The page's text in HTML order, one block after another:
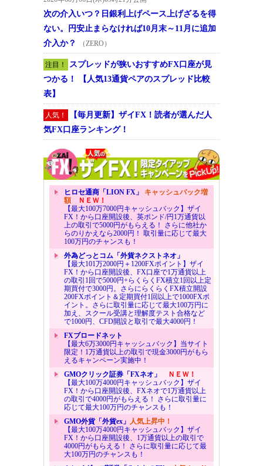
次の介入いつ？日銀利上げペース上げざるを得
ない。円安止まらなければ10月末～11月に追加
介入か？
（ZERO）
注目！
スプレッドが狭いおすすめFX口座が見
つかる！ 【人気13通貨ペアのスプレッド比較
表】
人気！
【毎月更新】ザイFX！読者が選んだ人
気FX口座ランキング！
ヒロセ通商「LION FX」 キャッシュバック増
額ＮＥＷ！
【最大100万7000円キャッシュバック】ザイ
FX！から口座開設後、英ポンド/円1万通貨以
上の取引で5000円がもらえる！ さらに他社か
らのりかえなら2000円！ 取引量に応じて最大
100万円のチャンスも！
外為どっとコム「外貨ネクストネオ」
【最大101万2000円＋1200FXポイント】ザイ
FX！から口座開設後、FX口座で1万通貨以上
の取引1回で5000円+らくらくFX積立1回以上定
期買付で3000円。さらにらくらくFX積立開設
200FXポイント＆定期買付1回以上で1000FXポ
イント。さらに取引量に応じて最大100万円に
加え、スクール受講と理解度テスト合格など
で1000円、CFD開設と取引で最大4000円！
FXブロードネット
【最大6万3000円キャッシュバック】当サイト
限定！1万通貨以上の取引で現金3000円がもら
えるキャンペーン実施中！
GMOクリック証券「FXネオ」
ＮＥＷ！
【最大100万4000円キャッシュバック】ザイ
FX！から口座開設後、FXネオで1万通貨以上
の取引で4000円がもらえる！ さらに取引量に
応じて最大100万円のチャンスも！
GMO外貨「外貨ex」 人気上昇中！
【最大100万4000円キャッシュバック】ザイ
FX！から口座開設後、1万通貨以上の取引で
4000円がもらえる！ さらに取引量に応じて最
大100万円のチャンスも！